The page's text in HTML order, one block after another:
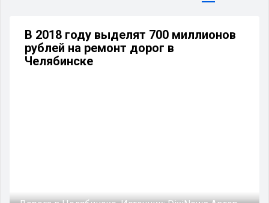
В 2018 году выделят 700 миллионов
рублей на ремонт дорог в
Челябинске